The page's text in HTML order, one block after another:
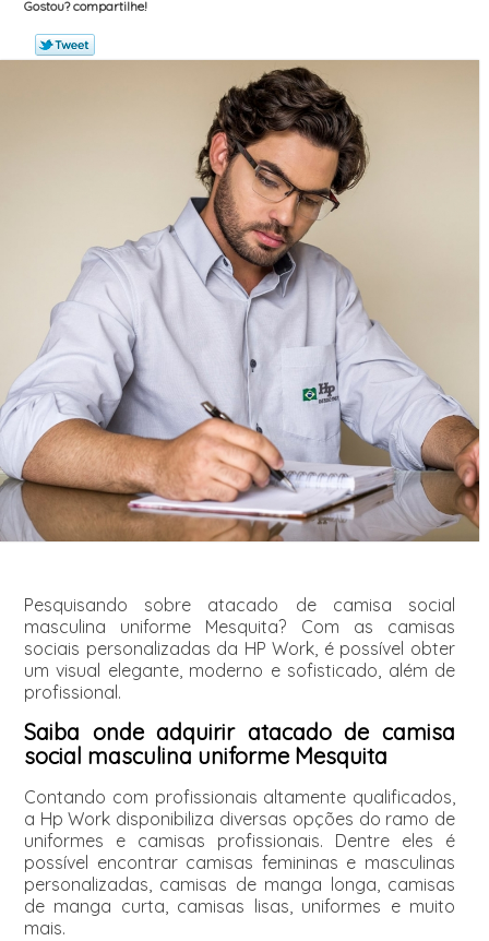
Gostou? compartilhe!
Pesquisando sobre atacado de camisa social
masculina uniforme Mesquita? Com as camisas
sociais personalizadas da HP Work, é possível obter
um visual elegante, moderno e sofisticado, além de
profissional.
Saiba onde adquirir atacado de camisa
social masculina uniforme Mesquita
Contando com profissionais altamente qualificados,
a Hp Work disponibiliza diversas opções do ramo de
uniformes e camisas profissionais. Dentre eles é
possível encontrar camisas femininas e masculinas
personalizadas, camisas de manga longa, camisas
de manga curta, camisas lisas, uniformes e muito
mais.